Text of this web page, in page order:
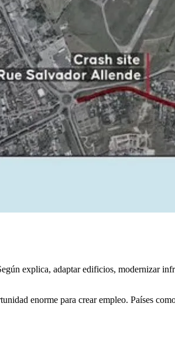
explica, adaptar edificios, modernizar
enorme para crear empleo. Países